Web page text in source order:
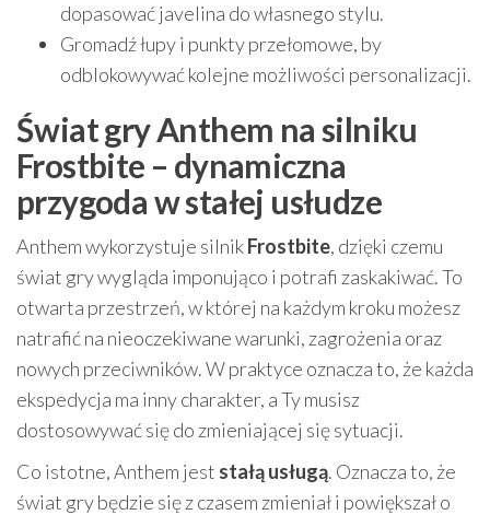
dopasować javelina do własnego stylu.
Gromadź łupy i punkty przełomowe, by
odblokowywać kolejne możliwości personalizacji.
Świat gry Anthem na silniku
Frostbite – dynamiczna
przygoda w stałej usłudze
Anthem wykorzystuje silnikFrostbite, dzięki czemu
świat gry wygląda imponująco i potrafi zaskakiwać. To
otwarta przestrzeń, w której na każdym kroku możesz
natrafić na nieoczekiwane warunki, zagrożenia oraz
nowych przeciwników. W praktyce oznacza to, że każda
ekspedycja ma inny charakter, a Ty musisz
dostosowywać się do zmieniającej się sytuacji.
Co istotne, Anthem jest stałą usługą. Oznacza to, że
świat gry będzie się z czasem zmieniał i powiększał o